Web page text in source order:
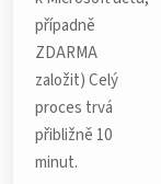
případně
ZDARMA
založit) Celý
proces trvá
přibližně 10
minut.